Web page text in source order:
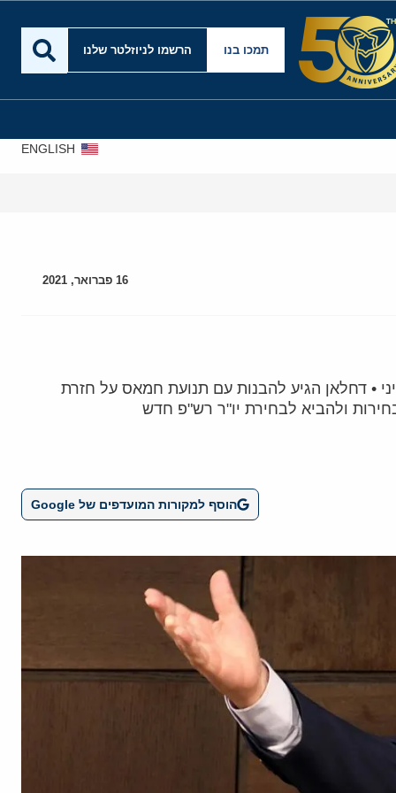
תמכו בנו הרשמו לניוזלטר שלנו
ENGLISH
16 פברואר, 2021
• דחלאן הגיע להבנות עם תנועת חמאס על חזרת
ולהביא לבחירת יו"ר רש"פ חדש
הוסף למקורות המועדפים של Google